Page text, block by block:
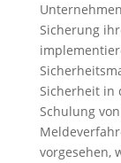
Sicherung
Sicherheit in
Schulung
vorgesehen,